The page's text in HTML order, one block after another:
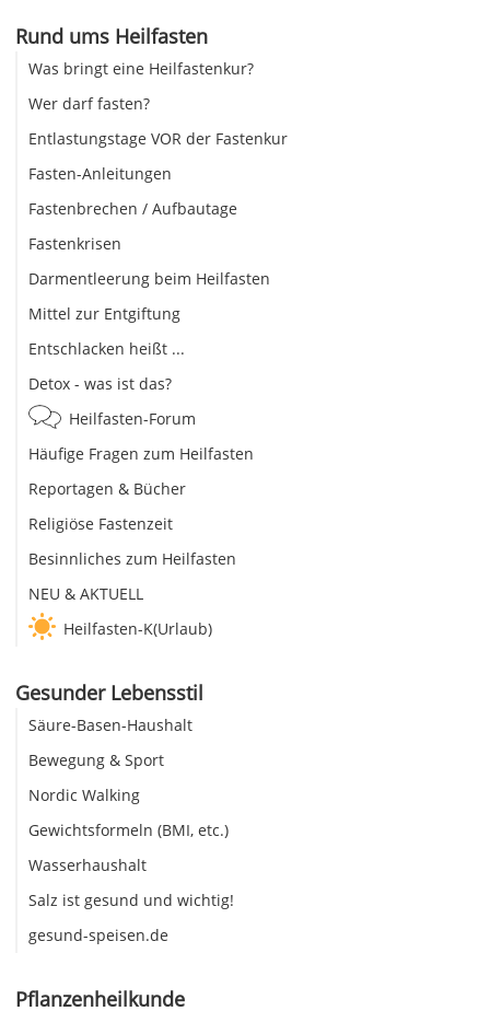
Rund ums Heilfasten
Was bringt eine Heilfastenkur?
Wer darf fasten?
Entlastungstage VOR der Fastenkur
Fasten-Anleitungen
Fastenbrechen / Aufbautage
Fastenkrisen
Darmentleerung beim Heilfasten
Mittel zur Entgiftung
Entschlacken heißt ...
Detox - was ist das?
Heilfasten-Forum
Häufige Fragen zum Heilfasten
Reportagen & Bücher
Religiöse Fastenzeit
Besinnliches zum Heilfasten
NEU & AKTUELL
Heilfasten-K(Urlaub)
Gesunder Lebensstil
Säure-Basen-Haushalt
Bewegung & Sport
Nordic Walking
Gewichtsformeln (BMI, etc.)
Wasserhaushalt
Salz ist gesund und wichtig!
gesund-speisen.de
Pflanzenheilkunde